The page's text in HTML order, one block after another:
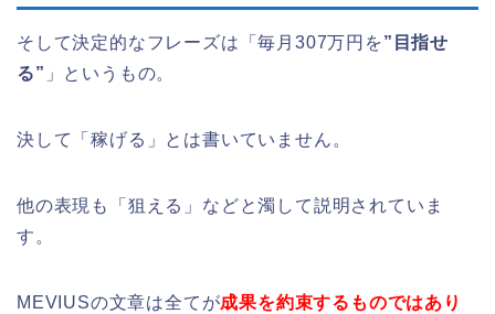
そして決定的なフレーズは「毎月307万円を”目指せ
る” 」というもの。
決して「稼げる」とは書いていません。
他の表現も「狙える」などと濁して説明されていま
す。
MEVIUSの文章は全てが成果を約束するものではあり